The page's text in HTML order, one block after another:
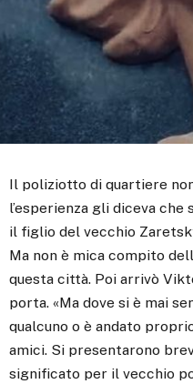
Il poliziotto di quartiere
l’esperienza gli diceva
il figlio del vecchio
Ma non è mica compito
questa città. Poi arrivò
porta. «Ma dove si è mai
qualcuno o è andato
amici. Si presentarono
significato per il vecchio